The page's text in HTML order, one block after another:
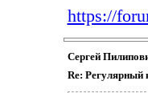
https://
Сергей
Re: Регулярный